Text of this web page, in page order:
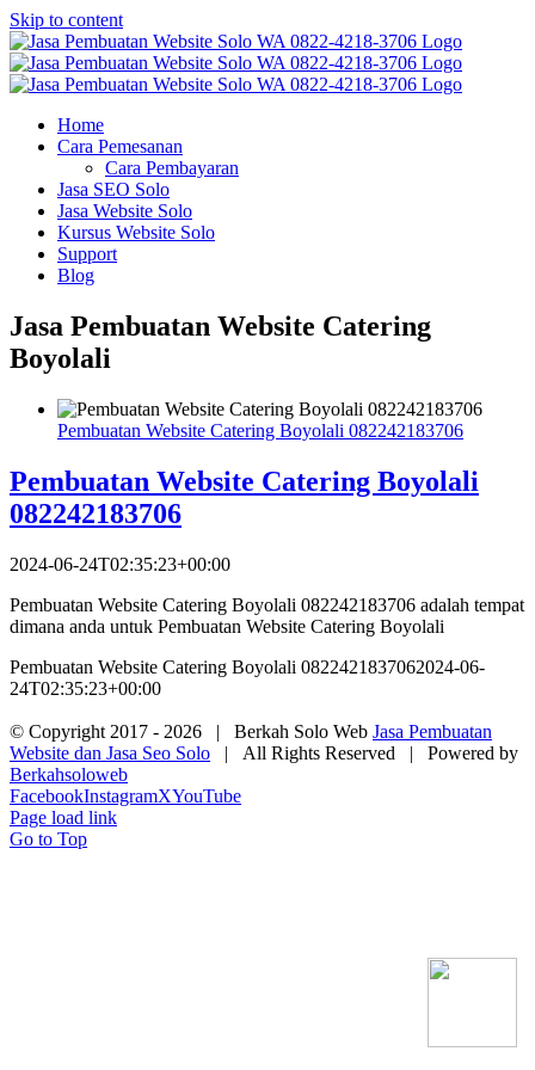
Skip to content
Home
Cara Pemesanan
Cara Pembayaran
Jasa SEO Solo
Jasa Website Solo
Kursus Website Solo
Support
Blog
Jasa Pembuatan Website Catering
Boyolali
Pembuatan Website Catering Boyolali 082242183706
Pembuatan Website Catering Boyolali
082242183706
2024-06-24T02:35:23+00:00
Pembuatan Website Catering Boyolali 082242183706 adalah tempat
dimana anda untuk Pembuatan Website Catering Boyolali
Pembuatan Website Catering Boyolali 0822421837062024-06-
24T02:35:23+00:00
© Copyright 2017 - 2026 | Berkah Solo Web Jasa Pembuatan
Website dan Jasa Seo Solo | All Rights Reserved | Powered by
Berkahsoloweb
FacebookInstagramXYouTube
Page load link
Go to Top